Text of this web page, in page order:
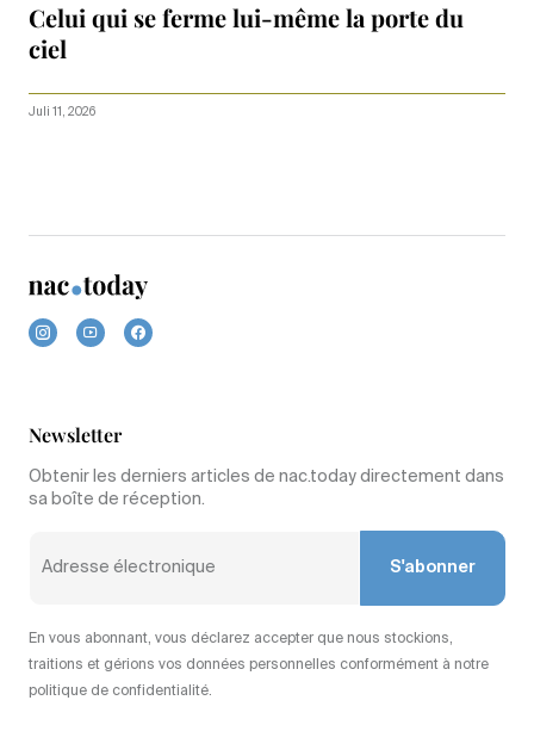
Celui qui se ferme lui-même la porte du
ciel
Juli 11, 2026
Newsletter
Obtenir les derniers articles de nac.today directement dans
sa boîte de réception.
S'abonner
En vous abonnant, vous déclarez accepter que nous stockions,
traitions et gérions vos données personnelles conformément à notre
politique de confidentialité.